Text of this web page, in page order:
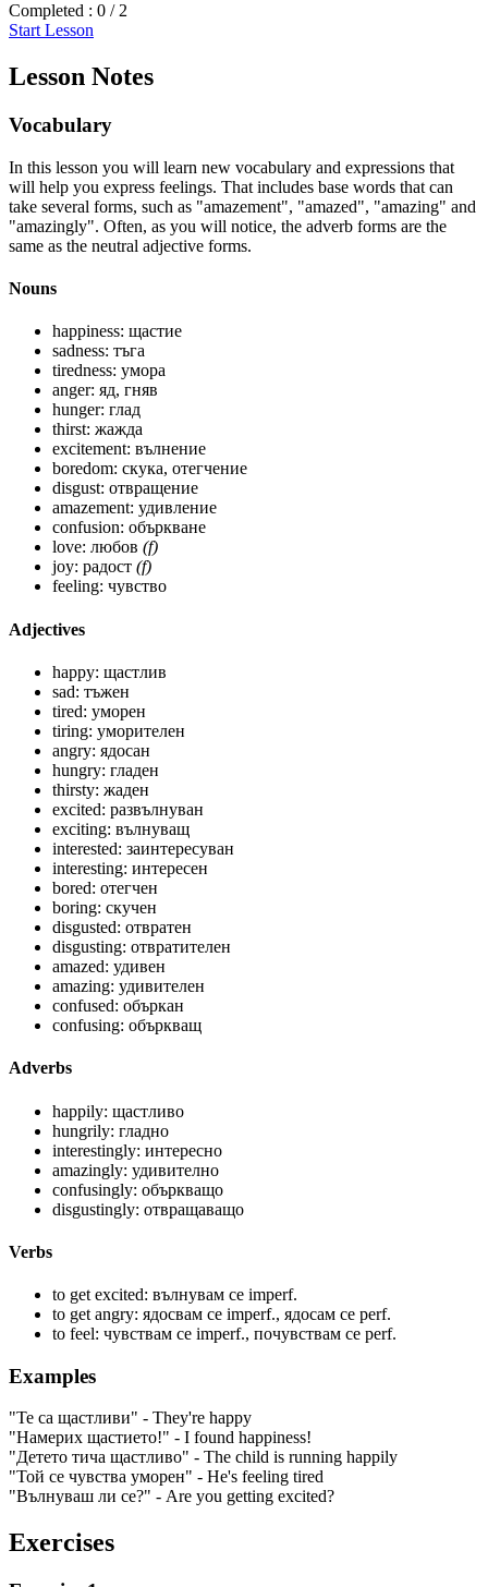
Completed : 0 / 2
Start Lesson
Lesson Notes
Vocabulary
In this lesson you will learn new vocabulary and expressions that
will help you express feelings. That includes base words that can
take several forms, such as "amazement", "amazed", "amazing" and
"amazingly". Often, as you will notice, the adverb forms are the
same as the neutral adjective forms.
Nouns
happiness: щастие
sadness: тъга
tiredness: умора
anger: яд, гняв
hunger: глад
thirst: жажда
excitement: вълнение
boredom: скука, отегчение
disgust: отвращение
amazement: удивление
confusion: объркване
love: любов (f)
joy: радост (f)
feeling: чувство
Adjectives
happy: щастлив
sad: тъжен
tired: уморен
tiring: уморителен
angry: ядосан
hungry: гладен
thirsty: жаден
excited: развълнуван
exciting: вълнуващ
interested: заинтересуван
interesting: интересен
bored: отегчен
boring: скучен
disgusted: отвратен
disgusting: отвратителен
amazed: удивен
amazing: удивителен
confused: объркан
confusing: объркващ
Adverbs
happily: щастливо
hungrily: гладно
interestingly: интересно
amazingly: удивително
confusingly: объркващо
disgustingly: отвращаващо
Verbs
to get excited: вълнувам се imperf.
to get angry: ядосвам се imperf., ядосам се perf.
to feel: чувствам се imperf., почувствам се perf.
Examples
"Те са щастливи" - They're happy
"Намерих щастието!" - I found happiness!
"Детето тича щастливо" - The child is running happily
"Той се чувства уморен" - He's feeling tired
"Вълнуваш ли се?" - Are you getting excited?
Exercises